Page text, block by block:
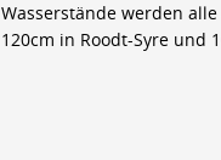
Wasserstände werden
120cm in Roodt-Syre und